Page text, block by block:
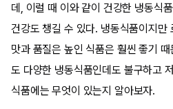
데, 이럴 때 이와 같이 건강한 냉동식
건강도 챙길 수 있다. 냉동식품이지만
맛과 품질은 높인 식품은 훨씬 좋기
도 다양한 냉동식품인데도 불구하고
식품에는 무엇이 있는지 알아보자.